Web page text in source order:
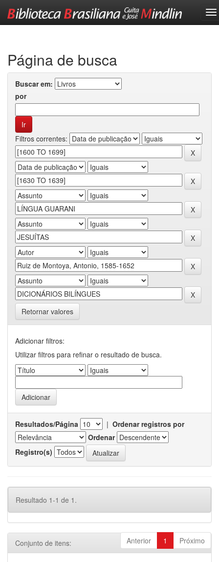
Página de busca
Buscar em:
por
Filtros correntes:
Retornar valores
Adicionar filtros:
Utilizar filtros para refinar o resultado de busca.
Resultados/Página | Ordenar registros por
Ordenar
Registro(s)
Resultado 1-1 de 1.
Anterior 1 Próximo
Conjunto de itens: